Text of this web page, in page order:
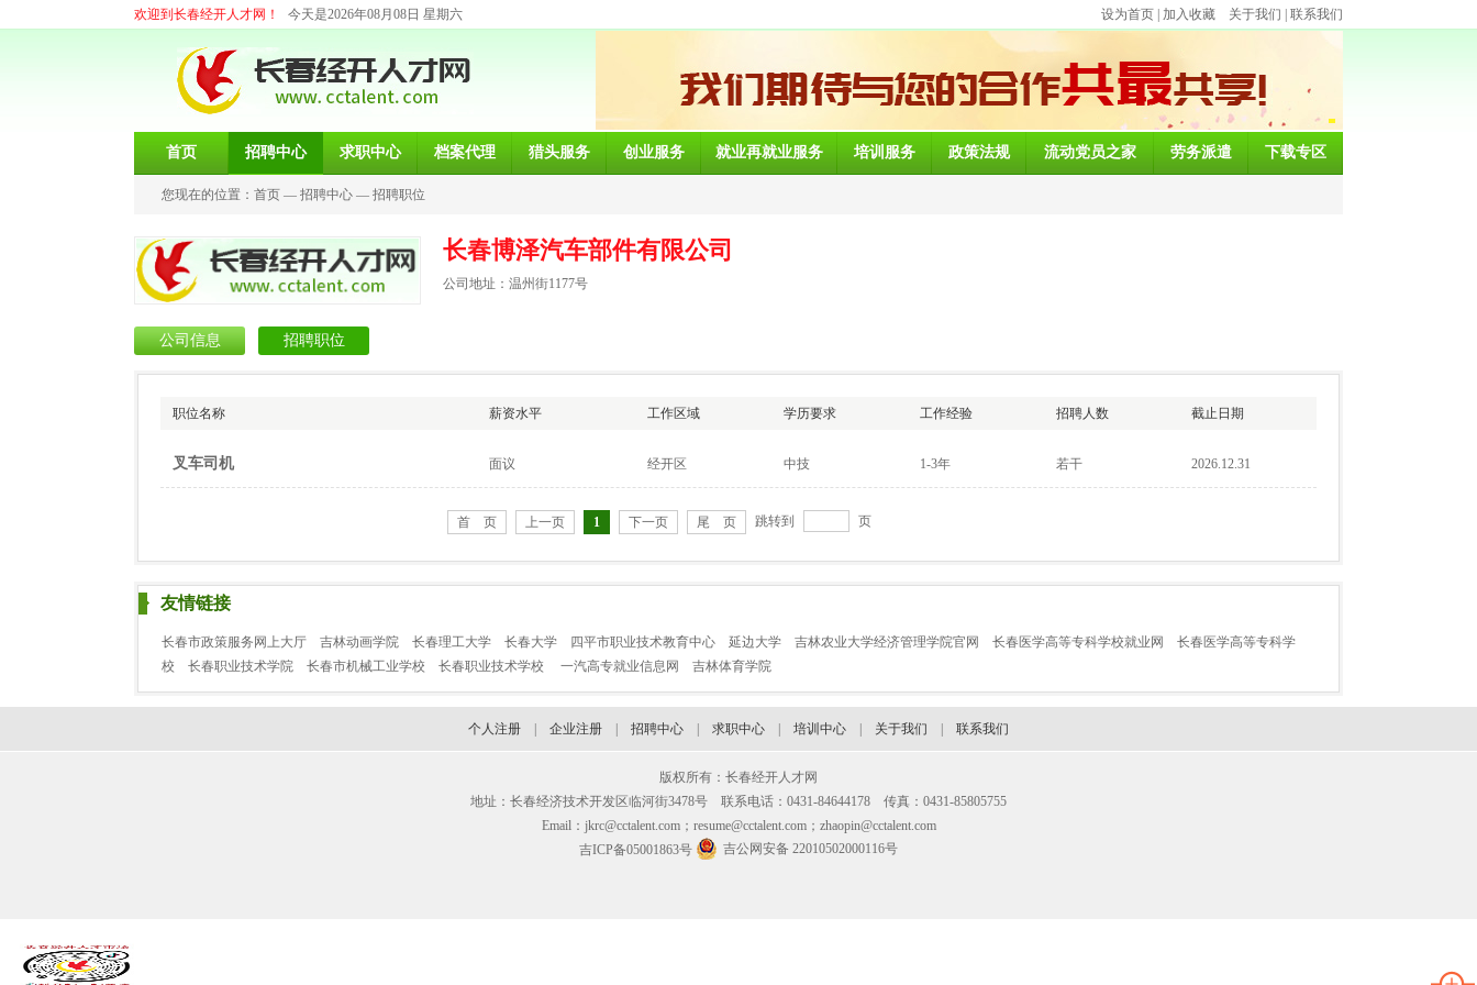
欢迎到长春经开人才网！ 今天是2026年08月08日 星期六 设为首页 加入收藏 关于我们 联系我们
首页 招聘中心 求职中心 档案代理 猎头服务 创业服务 就业再就业服务 培训服务 政策法规 流动党员之家 劳务派遣 下载专区
您现在的位置： 首页 — 招聘中心 — 招聘职位
长春博泽汽车部件有限公司
公司地址：温州街1177号
公司信息 招聘职位
职位名称 薪资水平 工作区域 学历要求 工作经验 招聘人数 截止日期
叉车司机 面议 经开区 中技 1-3年 若干 2026.12.31
首 页 上一页 1 下一页 尾 页 跳转到 页
友情链接
长春市政策服务网上大厅 吉林动画学院 长春理工大学 长春大学 四平市职业技术教育中心 延边大学 吉林农业大学经济管理学院官网 长春医学高等专科学校就业网
长春医学高等专科学
校
长春职业技术学院 长春市机械工业学校 长春职业技术学校 一汽高专就业信息网 吉林体育学院
个人注册 企业注册 招聘中心 求职中心 培训中心 关于我们 联系我们
版权所有：长春经开人才网
地址：长春经济技术开发区临河街3478号 联系电话：0431-84644178 传真：0431-85805755
Email：jkrc@cctalent.com；resume@cctalent.com；zhaopin@cctalent.com
吉ICP备05001863号
吉公网安备 22010502000116号